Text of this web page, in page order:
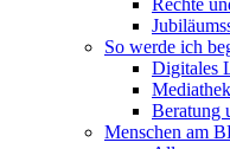
Rechte
So werde ich
Digitales
Mediathek
Beratung
Menschen am